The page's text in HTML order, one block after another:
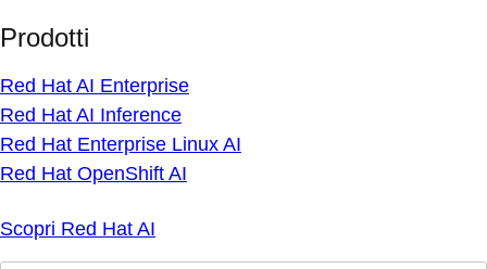
Prodotti
Red Hat AI Enterprise
Red Hat AI Inference
Red Hat Enterprise Linux AI
Red Hat OpenShift AI
Scopri Red Hat AI